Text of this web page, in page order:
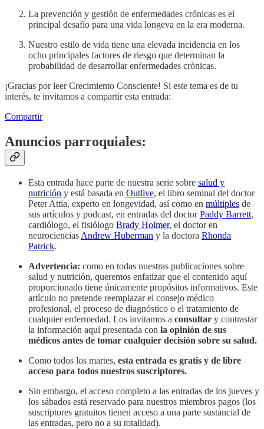
La prevención y gestión de enfermedades crónicas es el
principal desafío para una vida longeva en la era moderna.
Nuestro estilo de vida tiene una elevada incidencia en los
ocho principales factores de riesgo que determinan la
probabilidad de desarrollar enfermedades crónicas.
¡Gracias por leer Crecimiento Consciente! Si este tema es de tu
interés, te invitamos a compartir esta entrada:
Compartir
Anuncios parroquiales:
Esta entrada hace parte de nuestra serie sobre salud y
nutrición y está basada en Outlive, el libro seminal del doctor
Peter Attia, experto en longevidad, así como en múltiples de
sus artículos y podcast, en entradas del doctorPaddy Barrett,
cardiólogo, el fisiólogo Brady Holmer, el doctor en
neurociencias Andrew Huberman y la doctora Rhonda
Patrick.
Advertencia: como en todas nuestras publicaciones sobre
salud y nutrición, queremos enfatizar que el contenido aquí
proporcionado tiene únicamente propósitos informativos. Este
artículo no pretende reemplazar el consejo médico
profesional, el proceso de diagnóstico o el tratamiento de
cualquier enfermedad. Los invitamos a consultar y contrastar
la información aquí presentada con la opinión de sus
médicos antes de tomar cualquier decisión sobre su salud.
Como todos los martes, esta entrada es gratis y de libre
acceso para todos nuestros suscriptores.
Sin embargo, el acceso completo a las entradas de los jueves y
los sábados está reservado para nuestros miembros pagos (los
suscriptores gratuitos tienen acceso a una parte sustancial de
las entradas, pero no a su totalidad).